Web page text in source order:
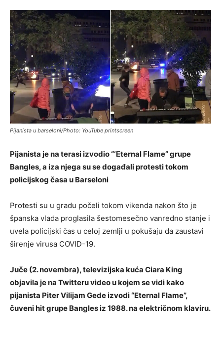
Pijanista u barseloni/Photo: YouTube printscreen
Pijanista je na terasi izvodio “‘Eternal Flame” grupe
Bangles, a iza njega su se događali protesti tokom
policijskog časa u Barseloni
Protesti su u gradu počeli tokom vikenda nakon što je
španska vlada proglasila šestomesečno vanredno stanje i
uvela policijski čas u celoj zemlji u pokušaju da zaustavi
širenje virusa COVID-19.
Juče (2. novembra), televizijska kuća Ciara King
objavila je na Twitteru video u kojem se vidi kako
pijanista Piter Vilijam Gede izvodi “Eternal Flame”,
čuveni hit grupe Bangles iz 1988. na električnom klaviru.